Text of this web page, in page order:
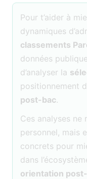
Pour t’aider à
dynamiques
classements
données
d’analyser la
positionnement
post-bac.
Ces analyses
personnel, mais
concrets pour
dans
orientation